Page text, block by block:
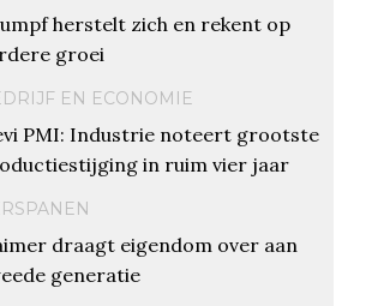
herstelt zich en rekent op
groei
EN ECONOMIE
PMI: Industrie noteert grootste
in ruim vier jaar
draagt eigendom over aan
generatie